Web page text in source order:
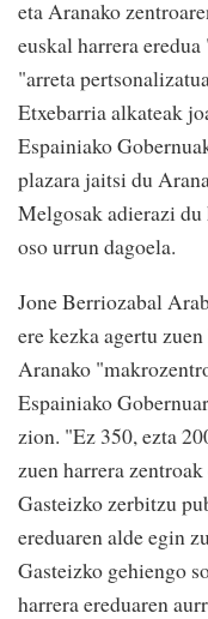
eta Aranako
euskal harrera
"arreta
Etxebarria alkateak
Espainiako
plazara jaitsi du
Melgosak adierazi
oso urrun dagoela.
Jone Berriozabal
ere kezka agertu
Aranako
Espainiako
zion. "Ez 350, ezta
zuen harrera
Gasteizko zerbitzu
ereduaren alde egin
Gasteizko gehiengo
harrera ereduaren